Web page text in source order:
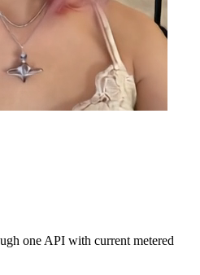
one API with current metered